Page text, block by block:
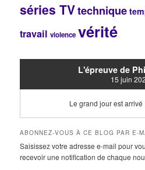
séries TVtechnique
travail violence vérité
L'épreuve de
15 juin
Le grand jour est arrivé
ABONNEZ-VOUS À CE BLOG PAR E-
Saisissez votre adresse e-mail pour
recevoir une notification de chaque